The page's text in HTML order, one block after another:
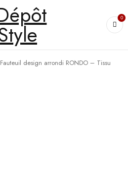
0
Fauteuil design arrondi RONDO – Tissu